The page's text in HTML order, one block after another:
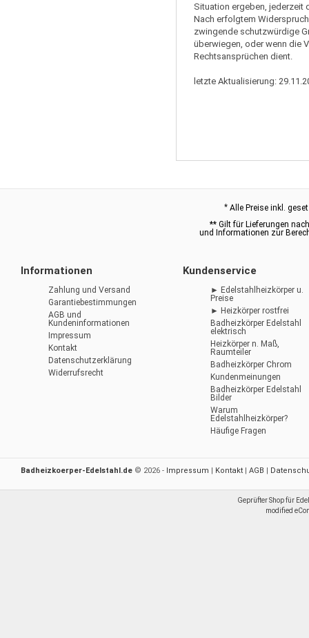
Situation ergeben, jederzeit
Nach erfolgtem
zwingende schutzwürdige
überwiegen, oder wenn die
Rechtsansprüchen dient.
letzte Aktualisierung:
*Alle Preise inkl.
** Gilt für Lieferungen
und Informationen zur
Informationen
Zahlung und Versand
Garantiebestimmungen
AGB und
Kundeninformationen
Impressum
Kontakt
Datenschutzerklärung
Widerrufsrecht
Kundenservice
► Edelstahlheizkörper u.
Preise
► Heizkörper rostfrei
Badheizkörper Edelstahl
elektrisch
Heizkörper n. Maß,
Raumteiler
Badheizkörper Chrom
Kundenmeinungen
Badheizkörper Edelstahl
Bilder
Warum
Edelstahlheizkörper?
Häufige Fragen
Badheizkoerper-Edelstahl.de © 2026 - Impressum | Kontakt | AGB |
Geprüfter Shop für
modified